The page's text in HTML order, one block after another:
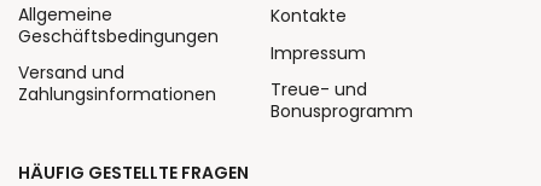
Allgemeine
Geschäftsbedingungen
Versand und
Zahlungsinformationen
Kontakte
Impressum
Treue- und
Bonusprogramm
HÄUFIG GESTELLTE FRAGEN